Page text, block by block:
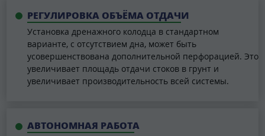
РЕГУЛИРОВКА ОБЪЁМА ОТДАЧИ
Установка дренажного колодца в стандартном
варианте, с отсутствием дна, может быть
усовершенствована дополнительной перфорацией. Это
увеличивает площадь отдачи стоков в грунт и
увеличивает производительность всей системы.
АВТОНОМНАЯ РАБОТА